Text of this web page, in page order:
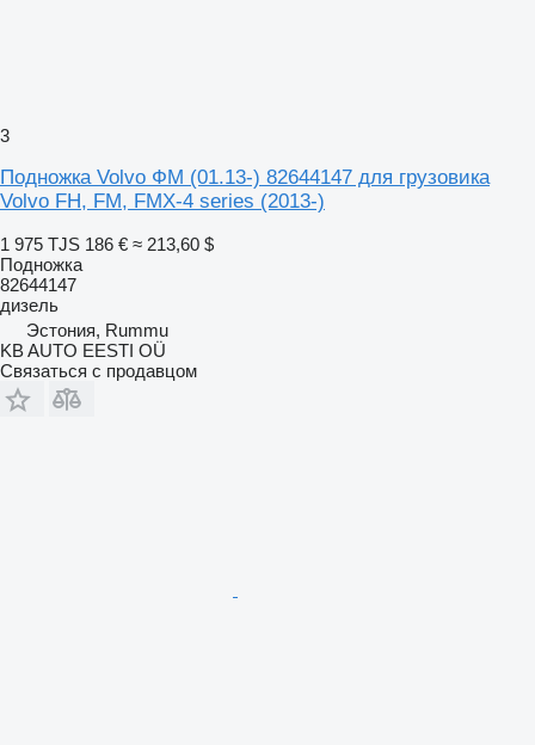
3
Подножка Volvo ФМ (01.13-) 82644147 для грузовика
Volvo FH, FM, FMX-4 series (2013-)
1 975 TJS 186 € ≈ 213,60 $
Подножка
82644147
дизель
Эстония, Rummu
KB AUTO EESTI OÜ
Связаться с продавцом